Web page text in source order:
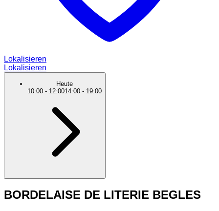
Lokalisieren
Lokalisieren
Heute
10:00 - 12:0014:00 - 19:00
BORDELAISE DE LITERIE BEGLES